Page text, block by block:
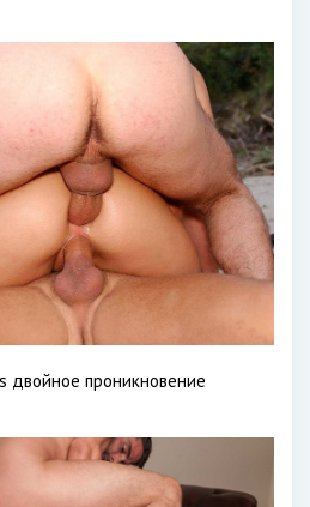
двойное проникновение